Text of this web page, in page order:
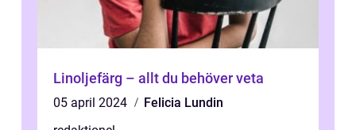
Linoljefärg – allt du behöver veta
05 april 2024
Felicia Lundin